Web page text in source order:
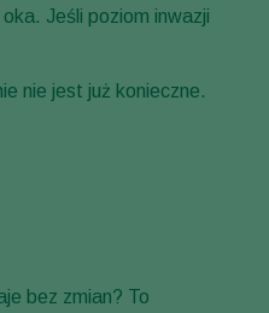
Jeśli poziom inwazji
nie jest już konieczne.
bez zmian? To